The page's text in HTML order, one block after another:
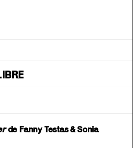
de Fanny Testas & Sonia